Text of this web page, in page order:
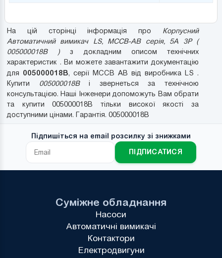
На цій сторінці інформація про Корпусний
Автоматичний вимикач LS, MCCB-AB серія, 5A 3P (
005000018B ) з докладним описом технічних
характеристик . Ви можете завантажити документацію
для 005000018B, серії MCCB AB від виробника LS .
Купити 005000018Bі звернеться за технічною
консультацією. Наші Інженери допоможуть Вам обрати
та купити 005000018B тільки високої якості за
доступними цінами. Гарантія. 005000018B
Підпишіться на email розсилку зі знижками
ПІДПИСАТИСЯ
Суміжне обладнання
Насоси
Автоматичні вимикачі
Контактори
Електродвигуни